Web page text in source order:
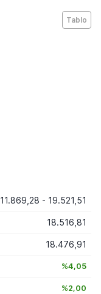
Tablo
11.869,28 - 19.521,51
18.516,81
18.476,91
%4,05
%2,00